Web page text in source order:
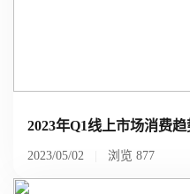
关于我们
2023年Q1线上市场消费趋
2023/05/02 浏览877